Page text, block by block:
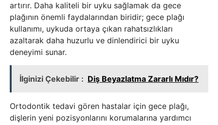
artırır. Daha kaliteli bir uyku sağlamak da gece
plağının önemli faydalarından biridir; gece plağı
kullanımı, uykuda ortaya çıkan rahatsızlıkları
azaltarak daha huzurlu ve dinlendirici bir uyku
deneyimi sunar.
İlginizi Çekebilir : Diş Beyazlatma Zararlı Mıdır?
Ortodontik tedavi gören hastalar için gece plağı,
dişlerin yeni pozisyonlarını korumalarına yardımcı